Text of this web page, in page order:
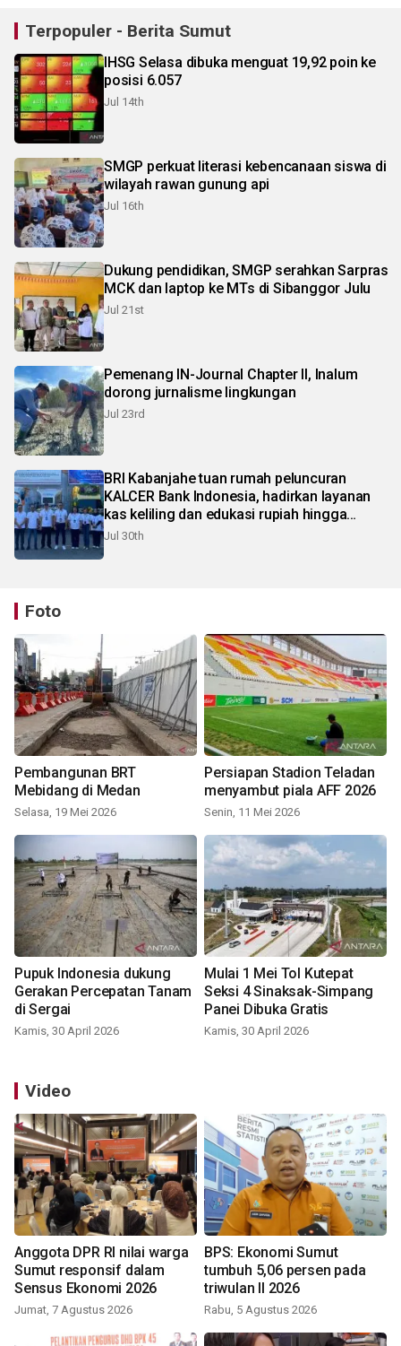
Terpopuler - Berita Sumut
IHSG Selasa dibuka menguat 19,92 poin ke
posisi 6.057
Jul 14th
SMGP perkuat literasi kebencanaan siswa di
wilayah rawan gunung api
Jul 16th
Dukung pendidikan, SMGP serahkan Sarpras
MCK dan laptop ke MTs di Sibanggor Julu
Jul 21st
Pemenang IN-Journal Chapter II, Inalum
dorong jurnalisme lingkungan
Jul 23rd
BRI Kabanjahe tuan rumah peluncuran
KALCER Bank Indonesia, hadirkan layanan
kas keliling dan edukasi rupiah hingga
pelosok Karo
Jul 30th
Foto
Pembangunan BRT
Mebidang di Medan
Selasa, 19 Mei 2026
Persiapan Stadion Teladan
menyambut piala AFF 2026
Senin, 11 Mei 2026
Pupuk Indonesia dukung
Gerakan Percepatan Tanam
di Sergai
Kamis, 30 April 2026
Mulai 1 Mei Tol Kutepat
Seksi 4 Sinaksak-Simpang
Panei Dibuka Gratis
Kamis, 30 April 2026
Video
Anggota DPR RI nilai warga
Sumut responsif dalam
Sensus Ekonomi 2026
Jumat, 7 Agustus 2026
BPS: Ekonomi Sumut
tumbuh 5,06 persen pada
triwulan II 2026
Rabu, 5 Agustus 2026